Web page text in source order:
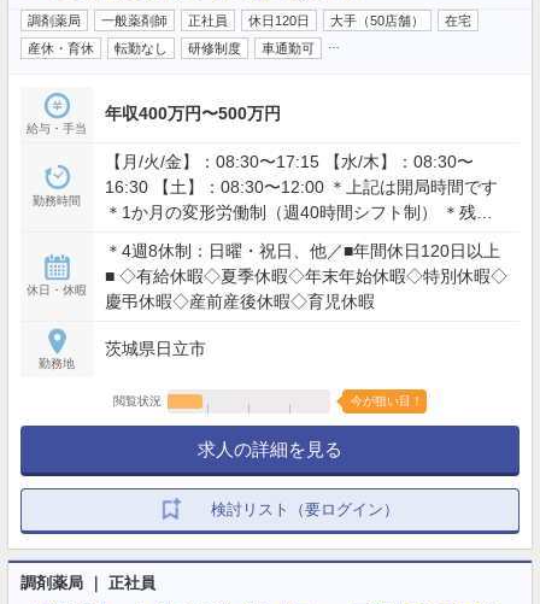
調剤薬局 一般薬剤師 正社員 休日120日 大手（50店舗）
在宅
産休・育休
転勤なし 研修制度 車通勤可
給与・手当
年収400万円〜500万円
勤務時間
【月/火/金】：08:30〜17:15 【水/木】：08:30〜
16:30 【土】：08:30〜12:00 ＊上記は開局時間です
＊1か月の変形労働制（週40時間シフト制） ＊残業
休日・休暇
＊4週8休制：日曜・祝日、他／■年間休日120日以上
■ ◇有給休暇◇夏季休暇◇年末年始休暇◇特別休暇◇
慶弔休暇◇産前産後休暇◇育児休暇
勤務地
茨城県日立市
閲覧状況 今が狙い目！
求人の詳細を見る
検討リスト（要ログイン）
調剤薬局 ｜ 正社員